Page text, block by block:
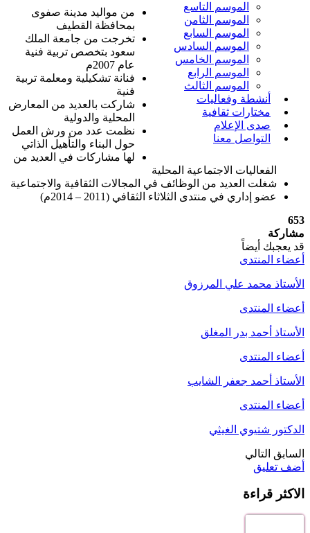
الموسم التاسع
الموسم الثامن
الموسم السابع
الموسم السادس
الموسم الخامس
الموسم الرابع
الموسم الثالث
أنشطة وفعاليات
مختارات ثقافية
صدى الإعلام
التواصل معنا
من مواليد مدينة صفوى
بمحافظة القطيف
تخرجت من جامعة الملك
سعود بتخصص تربية فنية
عام 2007م
فنانة تشكيلية ومعلمة تربية
فنية
شاركت بالعديد من المعارض
المحلية والدولية
نظمت عدد من ورش العمل
حول البناء والتأهيل الذاتي
لها مشاركات في العديد من
الفعاليات الاجتماعية المحلية
شغلت العديد من الوظائف في المجالات الثقافية والاجتماعية
عضو إداري في منتدى الثلاثاء الثقافي (2011 – 2014م)
653
مشاركة
قد يعجبك أيضاً
أعضاء المنتدى
الأستاذ محمد علي المرزوق
أعضاء المنتدى
الأستاذ أحمد بدر المغلق
أعضاء المنتدى
الأستاذ أحمد جعفر الشايب
أعضاء المنتدى
الدكتور شتيوي الغيثي
السابق التالي
أضف تعليق
الاكثر قراءة